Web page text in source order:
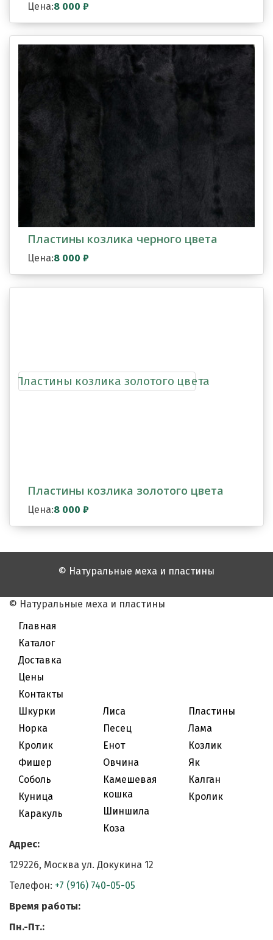
Цена:8 000 ₽
Пластины козлика черного цвета
Цена:8 000 ₽
Пластины козлика золотого цвета
Цена:8 000 ₽
© Натуральные меха и пластины
© Натуральные меха и пластины
Главная
Каталог
Доставка
Цены
Контакты
Шкурки
Норка
Кролик
Фишер
Соболь
Куница
Каракуль
Лиса
Песец
Енот
Овчина
Камешевая
кошка
Шиншила
Коза
Пластины
Лама
Козлик
Як
Калган
Кролик
Адрес:
129226, Москва ул. Докукина 12
Телефон: +7 (916) 740-05-05
Время работы:
Пн.-Пт.: